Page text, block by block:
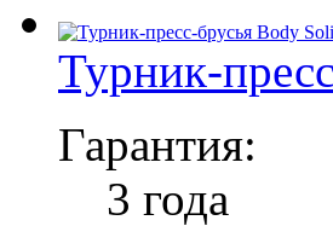
Турник-
Гарантия:
3 года